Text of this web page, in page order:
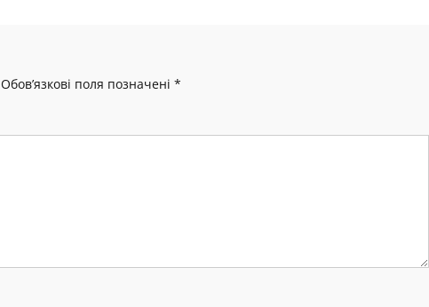
Обов’язкові поля позначені *